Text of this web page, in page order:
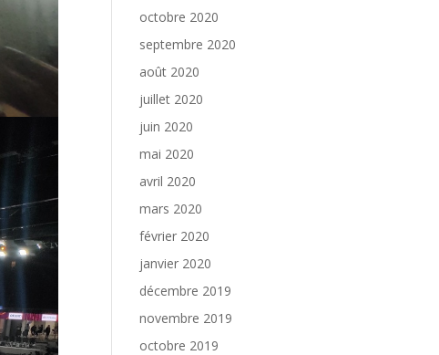
octobre 2020
septembre 2020
août 2020
juillet 2020
juin 2020
mai 2020
avril 2020
mars 2020
février 2020
janvier 2020
décembre 2019
novembre 2019
octobre 2019